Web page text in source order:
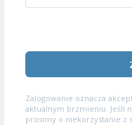
Zalogowanie oznacza
aktualnym brzmieniu. Jeśli
prosimy o niekorzystanie z